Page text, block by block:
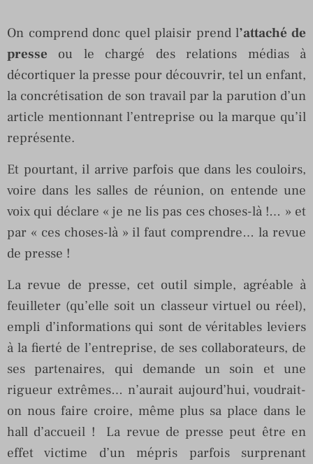
On comprend donc quel plaisir prend l’attaché de
presse ou le chargé des relations médias à
décortiquer la presse pour découvrir, tel un enfant,
la concrétisation de son travail par la parution d’un
article mentionnant l’entreprise ou la marque qu’il
représente.
Et pourtant, il arrive parfois que dans les couloirs,
voire dans les salles de réunion, on entende une
voix qui déclare « je ne lis pas ces choses-là !… » et
par « ces choses-là » il faut comprendre… la revue
de presse !
La revue de presse, cet outil simple, agréable à
feuilleter (qu’elle soit un classeur virtuel ou réel),
empli d’informations qui sont de véritables leviers
à la fierté de l’entreprise, de ses collaborateurs, de
ses partenaires, qui demande un soin et une
rigueur extrêmes… n’aurait aujourd’hui, voudrait-
on nous faire croire, même plus sa place dans le
hall d’accueil ! La revue de presse peut être en
effet victime d’un mépris parfois surprenant